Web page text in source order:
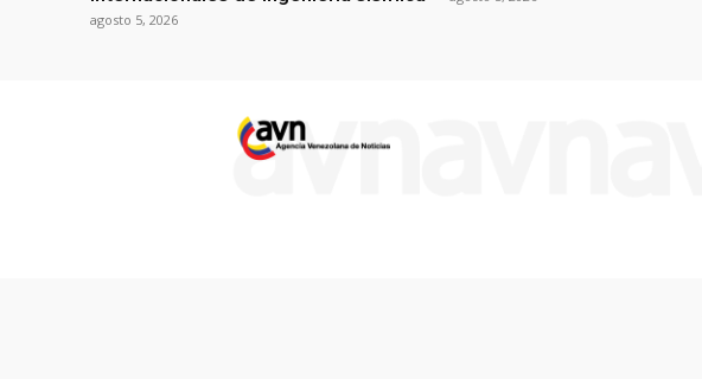
agosto 5, 2026